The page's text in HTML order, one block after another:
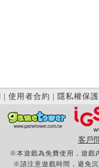
| 使用者合約 | 隱私權保護
客戶
※本遊戲為免費使用，遊戲
※請注意遊戲時間，避免